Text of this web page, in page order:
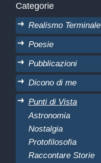
Categorie
Realismo Terminale
Poesie
Pubblicazioni
Dicono di me
Punti di Vista
Astronomia
Nostalgia
Protofilosofia
Raccontare Storie